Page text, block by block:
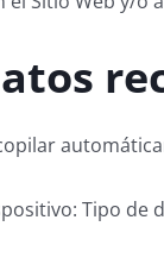
Tipo de